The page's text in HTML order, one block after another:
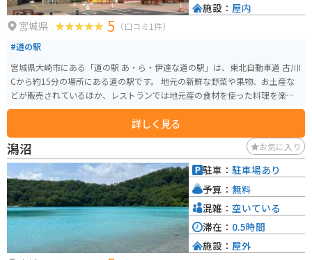
宮城県 5 （口コミ1件）
#道の駅
宮城県大崎市にある「道の駅 あ・ら・伊達な道の駅」は、東北自動車道 古川I
Cから約15分の場所にある道の駅です。 地元の新鮮な野菜や果物、お土産な
どが販売されているほか、レストランでは地元産の食材を使った料理を楽し
むことができます。 特に、地元産のブランド米「ひとめぼれ」を使った料理
や、大崎市の郷土料理である「おくずかけ」はおすすめです。 バイクで訪れ
る場合、道の駅には広々とした駐車場が完備されているので安心です。 ま
た、周辺には、鳴子温泉郷や、蔵王山など、観光スポットも点在しているの
で、ツーリングの拠点としても最適です。 道の駅 あ・ら・伊達な道の駅は、
地元の魅力が詰まった道の駅です。ぜひ一度訪れてみてください。
詳しく見る
施設： 屋内
潟沼 お気に入り
駐車： 駐車場あり
予算： 無料
混雑： 空いている
滞在： 0.5時間
施設： 屋外